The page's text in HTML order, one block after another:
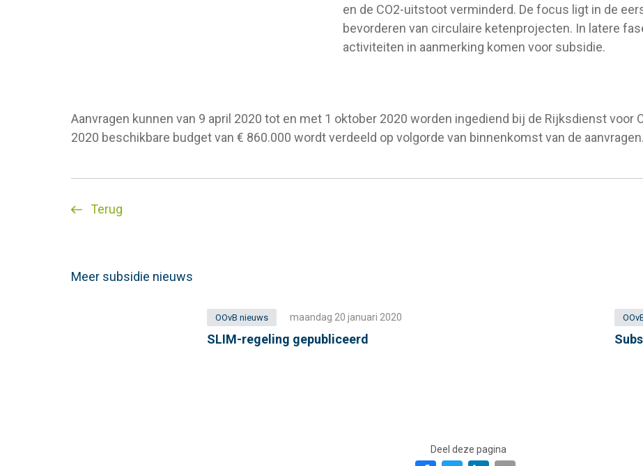
en de CO2-uitstoot verminderd. De focus ligt in de
bevorderen van circulaire ketenprojecten. In latere
activiteiten in aanmerking komen voor subsidie.
Aanvragen kunnen van 9 april 2020 tot en met 1 oktober 2020 worden ingediend bij de Rijksdienst voor
2020 beschikbare budget van € 860.000 wordt verdeeld op volgorde van binnenkomst van de aanvragen.
Terug
Meer subsidie nieuws
OOvB nieuws maandag 20 januari 2020
SLIM-regeling gepubliceerd
Deel deze pagina